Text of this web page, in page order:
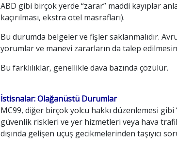
ABD gibi birçok yerde “zarar” maddi kayıplar
kaçırılması, ekstra otel masrafları).
Bu durumda belgeler ve fişler saklanmalıdır.
yorumlar ve manevi zararların da talep
Bu farklılıklar, genellikle dava bazında çözülür.
İstisnalar: Olağanüstü Durumlar
MC99, diğer birçok yolcu hakkı düzenlemesi
güvenlik riskleri ve yer hizmetleri veya hava
dışında gelişen uçuş gecikmelerinden taşıyıcı